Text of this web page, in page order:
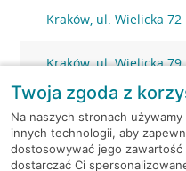
Kraków, ul. Wielicka 72
Kraków, ul. Wielicka 79
Kraków, ul. Wiślna 6
Kraków, ul. Włoska 2
Twoja zgoda z
Na naszych stronach
innych technologii, aby
dostosowywać jego
dostarczać Ci